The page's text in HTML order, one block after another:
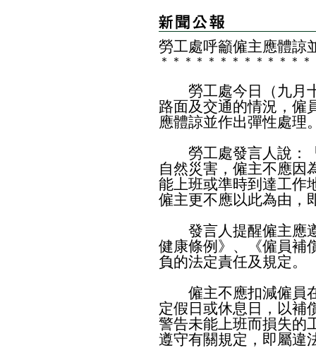
勞工處呼籲僱主應體諒
＊ ＊ ＊ ＊ ＊ ＊ ＊ ＊ ＊ ＊ ＊ ＊ ＊
勞工處今日（九月十
路面及交通的情況，僱
應體諒並作出彈性處理
勞工處發言人說：「
自然災害，僱主不應因
能上班或準時到達工作
僱主更不應以此為由，
發言人提醒僱主應遵
健康條例》、《僱員補
負的法定責任及規定。
僱主不應扣減僱員在
定假日或休息日，以補
警告未能上班而損失的
遵守有關規定，即屬違